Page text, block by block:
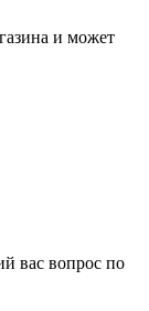
и может
вас вопрос по